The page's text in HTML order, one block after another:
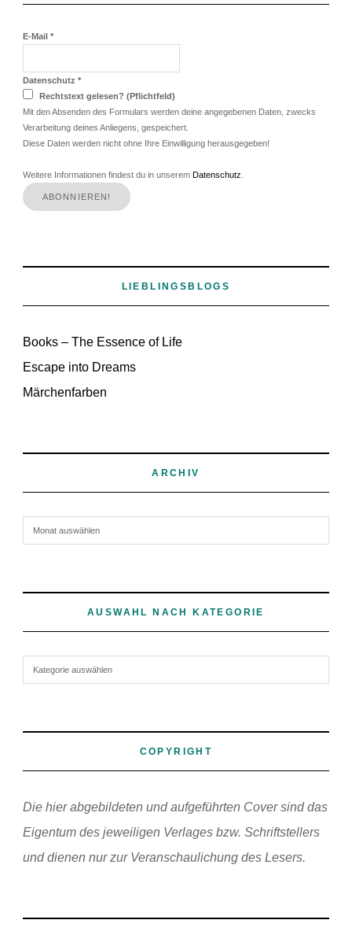
E-Mail *
Datenschutz *
Rechtstext gelesen? (Pflichtfeld)
Mit den Absenden des Formulars werden deine angegebenen Daten, zwecks
Verarbeitung deines Anliegens, gespeichert.
Diese Daten werden nicht ohne Ihre Einwilligung herausgegeben!
Weitere Informationen findest du in unserem Datenschutz
LIEBLINGSBLOGS
Books – The Essence of Life
Escape into Dreams
Märchenfarben
ARCHIV
AUSWAHL NACH KATEGORIE
COPYRIGHT
Die hier abgebildeten und aufgeführten Cover sind das
Eigentum des jeweiligen Verlages bzw. Schriftstellers
und dienen nur zur Veranschaulichung des Lesers.